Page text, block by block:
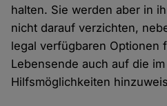
halten. Sie werden aber in
nicht darauf verzichten,
legal verfügbaren Optionen
Lebensende auch auf die
Hilfsmöglichkeiten